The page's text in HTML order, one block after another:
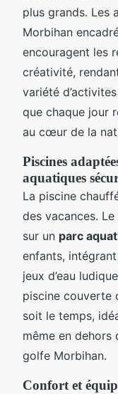
plus grands. Les
Morbihan
encouragent les
créativité,
variété
que chaque jour
au cœur de la
Piscines
aquatiques
La piscine
des vacances.
sur un parc
enfants,
jeux d’eau
piscine couverte
soit le temps,
même en
golfe Morbihan.
Confort et